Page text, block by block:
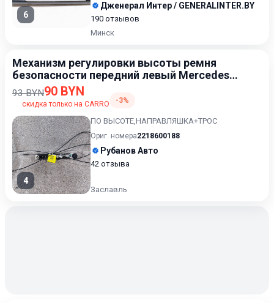
6
Дженерал Интер / GENERALINTER.BY
190 отзывов
Минск
Механизм регулировки высоты ремня
безопасности передний левый Mercedes-
Benz S W221 2005-2009
93 BYN90 BYN
скидка только на CARRO -3%
4
ПО ВЫСОТЕ,НАПРАВЛЯШКА+ТРОС
Ориг. номера2218600188
Рубанов Авто
42 отзыва
Заславль